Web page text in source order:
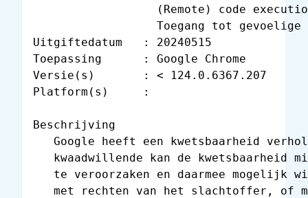
(Remote) code
Toegang tot gevoelige
Uitgiftedatum   : 20240515
Toepassing      : Google Chrome
Versie(s)       : < 124.0.6367.207
Platform(s)     :
Beschrijving
Google heeft een kwetsbaarheid
kwaadwillende kan de kwetsbaarheid
te veroorzaken en daarmee mogelijk
met rechten van het slachtoffer, of